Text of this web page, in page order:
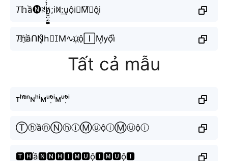
𝘛𝕙ầ🅝ꋊh̸̼͖̺̠̰͇̙̓͛ͮͩͦ̎ͦ̑͟͞ͅ;iꁒ:͢uội⃘M⃜ⓤội͙
𝘛h҈ầՈN̥ͦh⃟ꀤM∿u҉ộ🄸M͙уội͆
Tất cả mẫu
ᴛʰᵃ̂̀ⁿɴʰⁱᴍᵘᵒ̣̂ⁱᴍᵘᵒ̣̂ⁱ
ⓉⓗầⓝⓃⓗⓘⓂⓤộⓘⓂⓤộⓘ
🆃🅷ầ🅽🅽🅷🅸🅼🆄ộ🅸🅼🆄ộ🅸